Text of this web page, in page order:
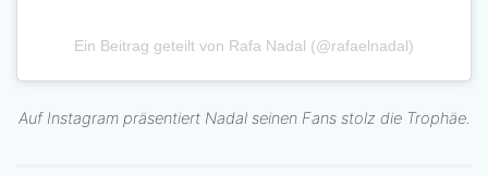
Ein Beitrag geteilt von Rafa Nadal (@rafaelnadal)
Auf Instagram präsentiert Nadal seinen Fans stolz die Trophäe.